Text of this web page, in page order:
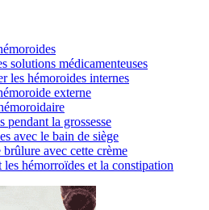
solutions médicamenteuses
les hémoroides internes
externe
pendant la grossesse
avec le bain de siège
avec cette crème
hémorroïdes et la constipation